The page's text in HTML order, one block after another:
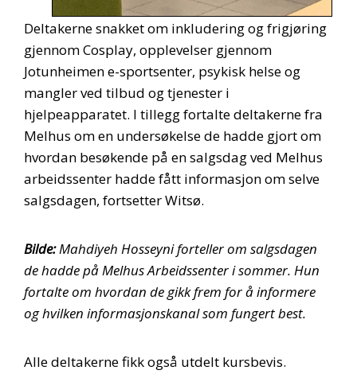
Deltakerne snakket om inkludering og frigjøring
gjennom Cosplay, opplevelser gjennom
Jotunheimen e-sportsenter, psykisk helse og
mangler ved tilbud og tjenester i
hjelpeapparatet. I tillegg fortalte deltakerne fra
Melhus om en undersøkelse de hadde gjort om
hvordan besøkende på en salgsdag ved Melhus
arbeidssenter hadde fått informasjon om selve
salgsdagen, fortsetter Witsø.
Bilde:Mahdiyeh Hosseyni forteller om salgsdagen
de hadde på Melhus Arbeidssenter i sommer. Hun
fortalte om hvordan de gikk frem for å informere
og hvilken informasjonskanal som fungert best.
Alle deltakerne fikk også utdelt kursbevis.